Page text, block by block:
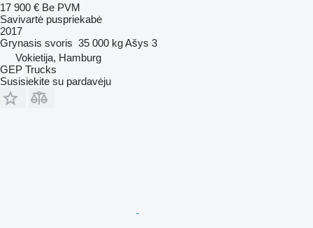
17 900 € Be PVM
Savivartė puspriekabė
2017
Grynasis svoris 35 000 kgAšys 3
Vokietija, Hamburg
GEP Trucks
Susisiekite su pardavėju